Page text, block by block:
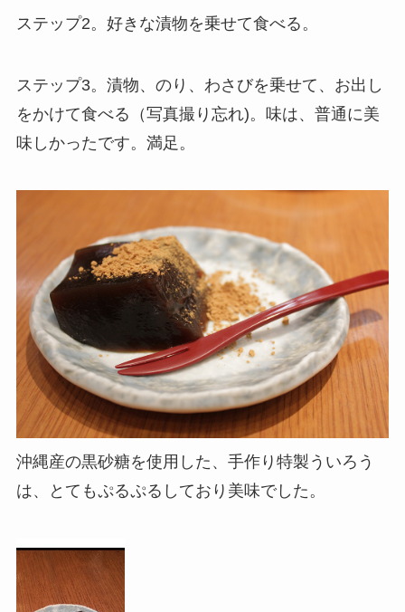
ステップ2。好きな漬物を乗せて食べる。
ステップ3。漬物、のり、わさびを乗せて、お出し
をかけて食べる（写真撮り忘れ)。味は、普通に美
味しかったです。満足。
沖縄産の黒砂糖を使用した、手作り特製ういろう
は、とてもぷるぷるしており美味でした。